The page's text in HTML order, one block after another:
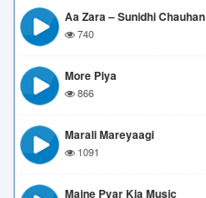
Aa Zara – Sunidhi Chauhan
740
More Piya
866
Marali Mareyaagi
1091
Maine Pyar Kia Music